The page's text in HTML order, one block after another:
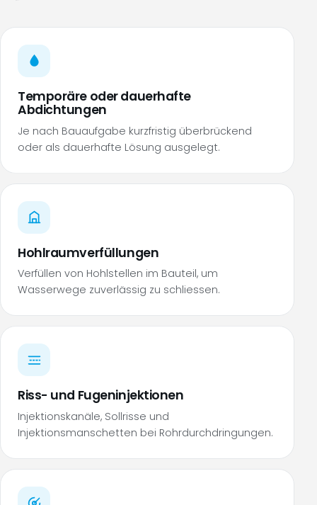
Temporäre oder dauerhafte
Abdichtungen
Je nach Bauaufgabe kurzfristig überbrückend
oder als dauerhafte Lösung ausgelegt.
Hohlraumverfüllungen
Verfüllen von Hohlstellen im Bauteil, um
Wasserwege zuverlässig zu schliessen.
Riss- und Fugeninjektionen
Injektionskanäle, Sollrisse und
Injektionsmanschetten bei Rohrdurchdringungen.